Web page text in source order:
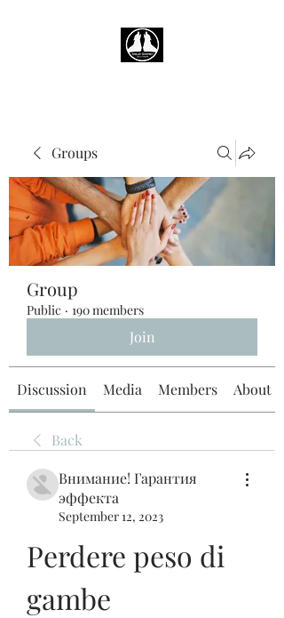
Groups
Group
Public · 190 members
Join
Discussion Media Members About
Back
Внимание! Гарантия
эффекта
September 12, 2023
Perdere peso di
gambe